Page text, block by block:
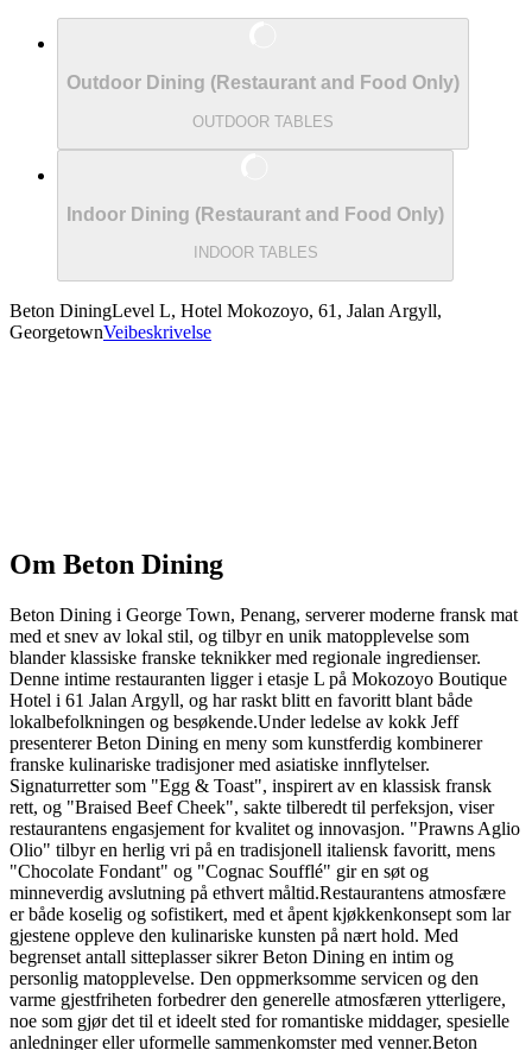
Outdoor Dining (Restaurant and Food Only)
OUTDOOR TABLES
Indoor Dining (Restaurant and Food Only)
INDOOR TABLES
Beton DiningLevel L, Hotel Mokozoyo, 61, Jalan Argyll,
GeorgetownVeibeskrivelse
Om Beton Dining
Beton Dining i George Town, Penang, serverer moderne fransk mat
med et snev av lokal stil, og tilbyr en unik matopplevelse som
blander klassiske franske teknikker med regionale ingredienser.
Denne intime restauranten ligger i etasje L på Mokozoyo Boutique
Hotel i 61 Jalan Argyll, og har raskt blitt en favoritt blant både
lokalbefolkningen og besøkende.Under ledelse av kokk Jeff
presenterer Beton Dining en meny som kunstferdig kombinerer
franske kulinariske tradisjoner med asiatiske innflytelser.
Signaturretter som "Egg & Toast", inspirert av en klassisk fransk
rett, og "Braised Beef Cheek", sakte tilberedt til perfeksjon, viser
restaurantens engasjement for kvalitet og innovasjon. "Prawns Aglio
Olio" tilbyr en herlig vri på en tradisjonell italiensk favoritt, mens
"Chocolate Fondant" og "Cognac Soufflé" gir en søt og
minneverdig avslutning på ethvert måltid.Restaurantens atmosfære
er både koselig og sofistikert, med et åpent kjøkkenkonsept som lar
gjestene oppleve den kulinariske kunsten på nært hold. Med
begrenset antall sitteplasser sikrer Beton Dining en intim og
personlig matopplevelse. Den oppmerksomme servicen og den
varme gjestfriheten forbedrer den generelle atmosfæren ytterligere,
noe som gjør det til et ideelt sted for romantiske middager, spesielle
anledninger eller uformelle sammenkomster med venner.Beton